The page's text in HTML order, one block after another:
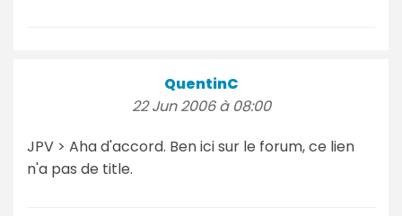
QuentinC
22 Jun 2006 à 08:00
JPV > Aha d'accord. Ben ici sur le forum, ce lien
n'a pas de title.